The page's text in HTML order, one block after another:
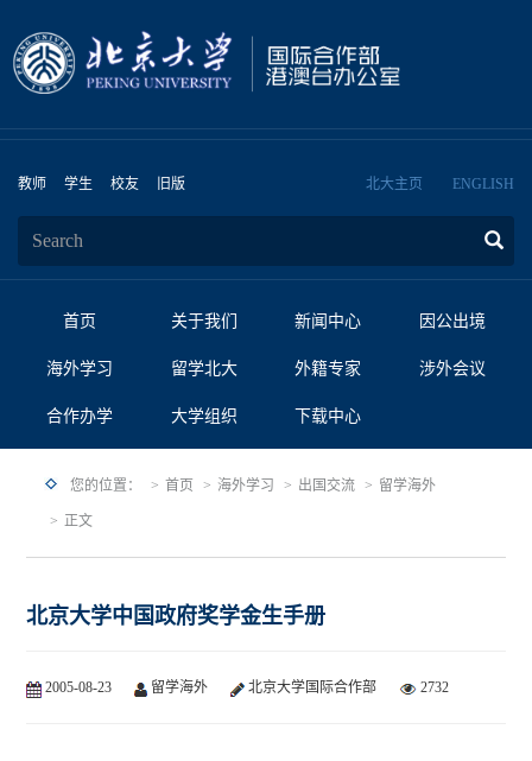
教师 学生 校友 旧版 北大主页 ENGLISH
首页 关于我们 新闻中心 因公出境
海外学习 留学北大 外籍专家 涉外会议
合作办学 大学组织 下载中心
您的位置： 首页 海外学习 出国交流 留学海外
正文
北京大学中国政府奖学金生手册
2005-08-23 留学海外 北京大学国际合作部 2732